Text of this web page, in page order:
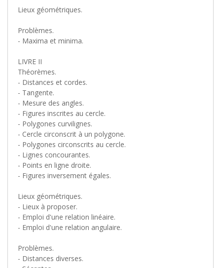
Lieux géométriques.
Problèmes.
- Maxima et minima.
LIVRE II
Théorèmes.
- Distances et cordes.
- Tangente.
- Mesure des angles.
- Figures inscrites au cercle.
- Polygones curvilignes.
- Cercle circonscrit à un polygone.
- Polygones circonscrits au cercle.
- Lignes concourantes.
- Points en ligne droite.
- Figures inversement égales.
Lieux géométriques.
- Lieux à proposer.
- Emploi d'une relation linéaire.
- Emploi d'une relation angulaire.
Problèmes.
- Distances diverses.